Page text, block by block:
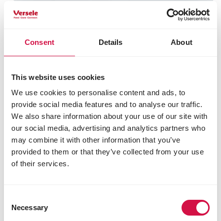
Consent Details About
This website uses cookies
We use cookies to personalise content and ads, to
provide social media features and to analyse our traffic.
We also share information about your use of our site with
our social media, advertising and analytics partners who
may combine it with other information that you’ve
provided to them or that they’ve collected from your use
of their services.
Selection
Necessary
ondersteund door experts
Bij Opti Life gaan we verder dan
ontwikkeld door dierenartsen en
worden ondersteund door experts.
Zij hebben de kennis en ervaring om
voeding te creëren die perfect is
afgestemd op de natuurlijke
behoeften van jouw hond of kat.
Bovendien werken we erg nauw
samen met hondentrainers, fokkers
de meest recente en betrouwbare
informatie over de verzorging van